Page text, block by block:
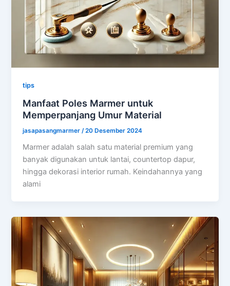
tips
Manfaat Poles Marmer untuk
Memperpanjang Umur Material
jasapasangmarmer /20 Desember 2024
Marmer adalah salah satu material premium yang
banyak digunakan untuk lantai, countertop dapur,
hingga dekorasi interior rumah. Keindahannya yang
alami